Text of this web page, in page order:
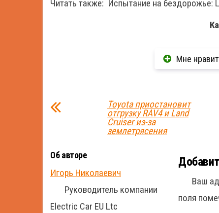
Читать также: Испытание на бездорожье:
Мне
Toyota приостановит
отгрузку RAV4 и Land
Cruiser из-за
землетрясения
Об авторе
Игорь Николаевич
Руководитель компании
Electric Car EU Ltc
Ваш
поля